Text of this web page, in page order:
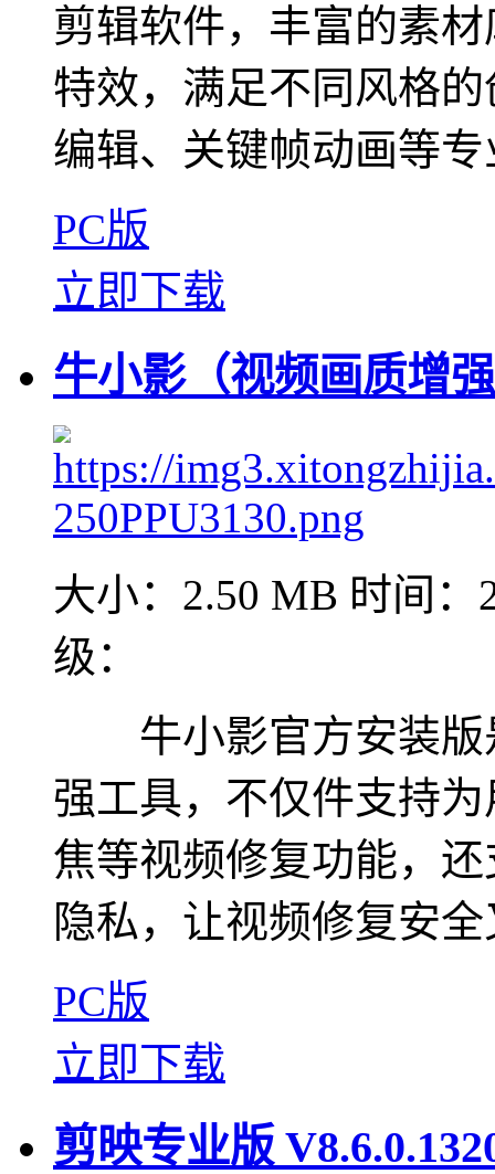
剪辑软件，丰富的素
特效，满足不同风格
编辑、关键帧动画等
PC版
立即下载
牛小影（视频画质增
大小：2.50 MB 时间：
级：
牛小影官方安装版
强工具，不仅件支持
焦等视频修复功能，
隐私，让视频修复安
PC版
立即下载
剪映专业版